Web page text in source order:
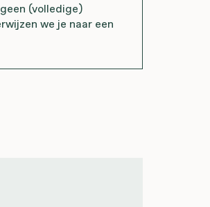
(volledige)
we je naar een